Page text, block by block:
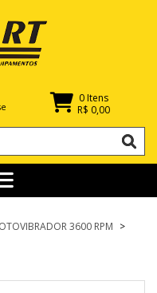
0 Itens
R$ 0,00
3600 RPM